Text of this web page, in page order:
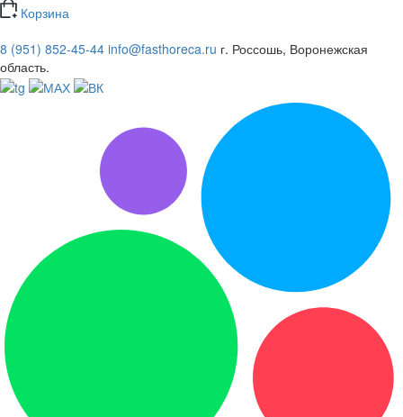
Корзина
8 (951) 852-45-44 info@fasthoreca.ru г. Россошь, Воронежская
область.